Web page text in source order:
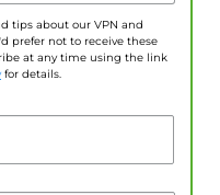
tips about our VPN and
prefer not to receive these
at any time using the link
for details.